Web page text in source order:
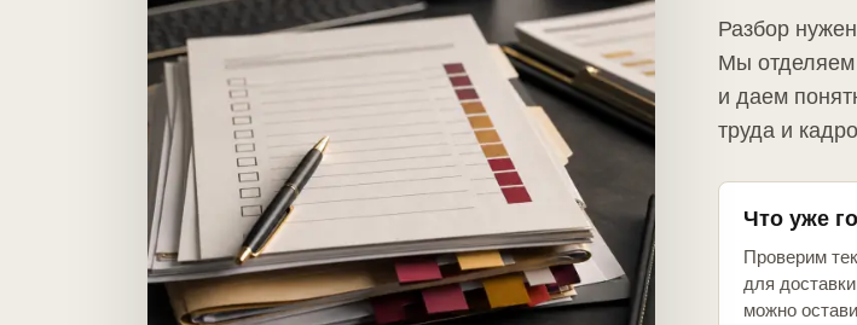
Разбор
Мы отделяем
и даем
труда и
Что уже
Проверим
для
можно